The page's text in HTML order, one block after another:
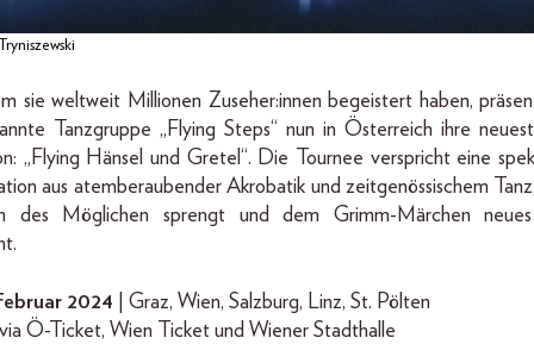
sie weltweit Millionen Zuseher:innen begeistert haben,
Tanzgruppe „Flying Steps“ nun in Österreich ihre
„Flying Hänsel und Gretel“. Die Tournee verspricht eine
aus atemberaubender Akrobatik und zeitgenössischem
des Möglichen sprengt und dem Grimm-Märchen
2024
| Graz, Wien, Salzburg, Linz, St. Pölten
Ö-Ticket, Wien Ticket und Wiener Stadthalle